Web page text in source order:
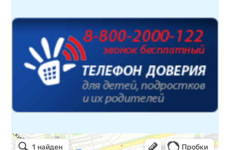
Детская библиотека № 14 Дружбы народов
Библиотека в Севастополе